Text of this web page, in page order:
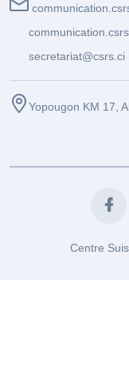
secretariat@csrs.ci
Yopougon KM 17,
Centre